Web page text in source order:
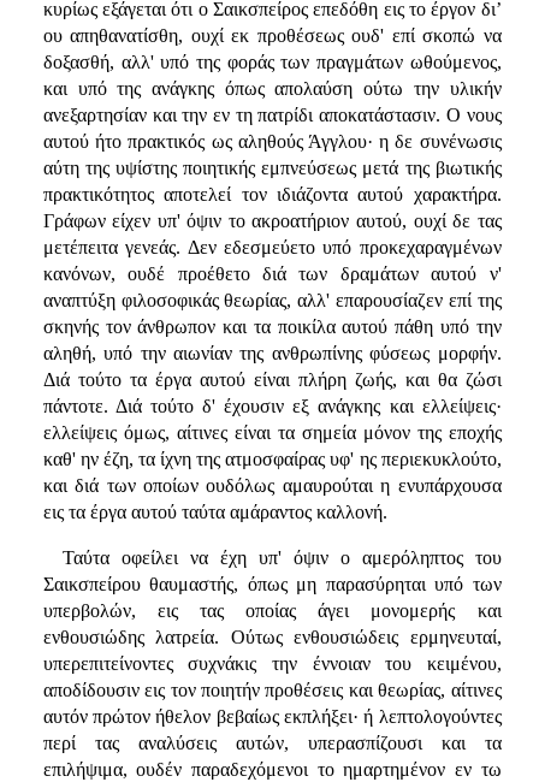
κυρίως εξάγεται ότι ο Σαικσπείρος επεδόθη εις το έργον δι’
ου απηθανατίσθη, ουχί εκ προθέσεως ουδ' επί σκοπώ να
δοξασθή, αλλ' υπό της φοράς των πραγμάτων ωθούμενος,
και υπό της ανάγκης όπως απολαύση ούτω την υλικήν
ανεξαρτησίαν και την εν τη πατρίδι αποκατάστασιν. Ο νους
αυτού ήτο πρακτικός ως αληθούς Άγγλου· η δε συνένωσις
αύτη της υψίστης ποιητικής εμπνεύσεως μετά της βιωτικής
πρακτικότητος αποτελεί τον ιδιάζοντα αυτού χαρακτήρα.
Γράφων είχεν υπ' όψιν το ακροατήριον αυτού, ουχί δε τας
μετέπειτα γενεάς. Δεν εδεσμεύετο υπό προκεχαραγμένων
κανόνων, ουδέ προέθετο διά των δραμάτων αυτού ν'
αναπτύξη φιλοσοφικάς θεωρίας, αλλ' επαρουσίαζεν επί της
σκηνής τον άνθρωπον και τα ποικίλα αυτού πάθη υπό την
αληθή, υπό την αιωνίαν της ανθρωπίνης φύσεως μορφήν.
Διά τούτο τα έργα αυτού είναι πλήρη ζωής, και θα ζώσι
πάντοτε. Διά τούτο δ' έχουσιν εξ ανάγκης και ελλείψεις·
ελλείψεις όμως, αίτινες είναι τα σημεία μόνον της εποχής
καθ' ην έζη, τα ίχνη της ατμοσφαίρας υφ' ης περιεκυκλούτο,
και διά των οποίων ουδόλως αμαυρούται η ενυπάρχουσα
εις τα έργα αυτού ταύτα αμάραντος καλλονή.
Ταύτα οφείλει να έχη υπ' όψιν ο αμερόληπτος του
Σαικσπείρου θαυμαστής, όπως μη παρασύρηται υπό των
υπερβολών, εις τας οποίας άγει μονομερής και
ενθουσιώδης λατρεία. Ούτως ενθουσιώδεις ερμηνευταί,
υπερεπιτείνοντες συχνάκις την έννοιαν του κειμένου,
αποδίδουσιν εις τον ποιητήν προθέσεις και θεωρίας, αίτινες
αυτόν πρώτον ήθελον βεβαίως εκπλήξει· ή λεπτολογούντες
περί τας αναλύσεις αυτών, υπερασπίζουσι και τα
επιλήψιμα, ουδέν παραδεχόμενοι το ημαρτημένον εν τω